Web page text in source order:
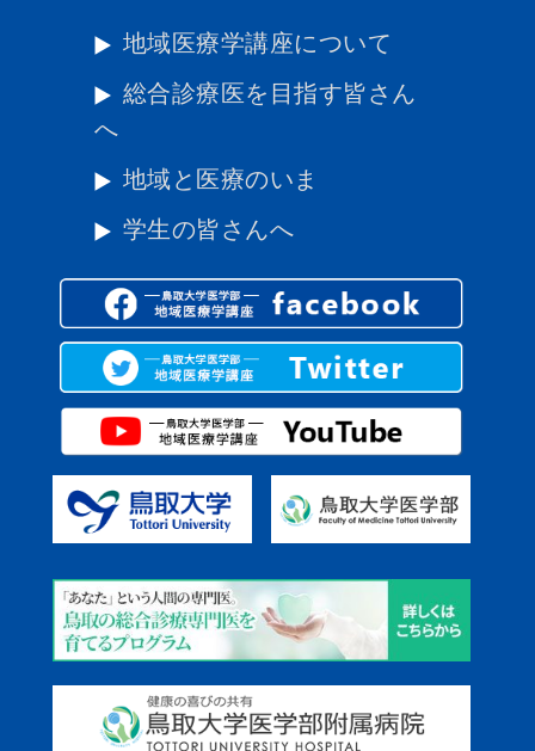
地域医療学講座について
総合診療医を目指す皆さん
へ
地域と医療のいま
学生の皆さんへ